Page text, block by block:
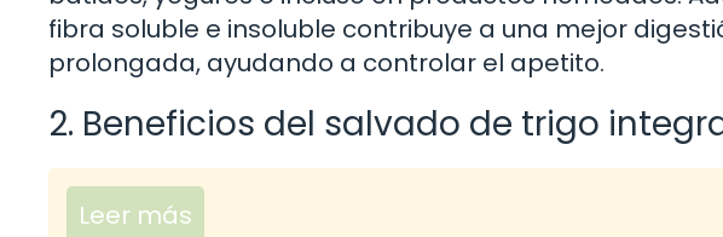
fibra soluble e insoluble contribuye a una mejor
prolongada, ayudando a controlar el apetito.
2. Beneficios del salvado de trigo
Leer más